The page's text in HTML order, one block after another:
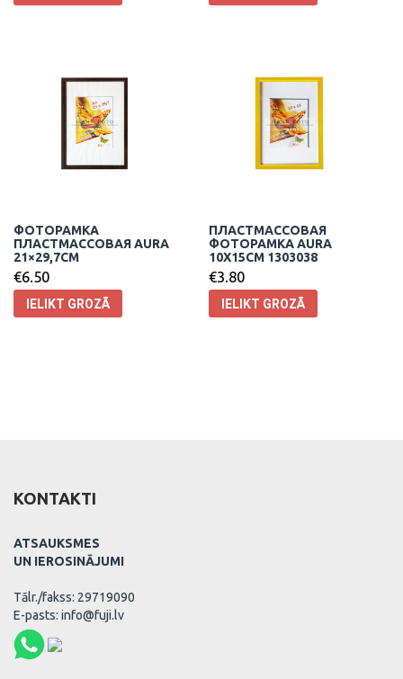
ФОТОРАМКА
ПЛАСТМАССОВАЯ AURA
21×29,7CM
€6.50
IELIKT GROZĀ
ПЛАСТМАССОВАЯ
ФОТОРАМКА AURA
10X15CM 1303038
€3.80
IELIKT GROZĀ
KONTAKTI
ATSAUKSMES
UN IEROSINĀJUMI
Tālr./fakss: 29719090
E-pasts: info@fuji.lv